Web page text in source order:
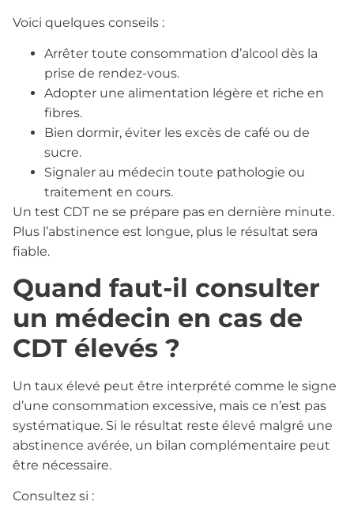
Voici quelques conseils :
Arrêter toute consommation d’alcool dès la
prise de rendez-vous.
Adopter une alimentation légère et riche en
fibres.
Bien dormir, éviter les excès de café ou de
sucre.
Signaler au médecin toute pathologie ou
traitement en cours.
Un test CDT ne se prépare pas en dernière minute.
Plus l’abstinence est longue, plus le résultat sera
fiable.
Quand faut-il consulter
un médecin en cas de
CDT élevés ?
Un taux élevé peut être interprété comme le signe
d’une consommation excessive, mais ce n’est pas
systématique. Si le résultat reste élevé malgré une
abstinence avérée, un bilan complémentaire peut
être nécessaire.
Consultez si :